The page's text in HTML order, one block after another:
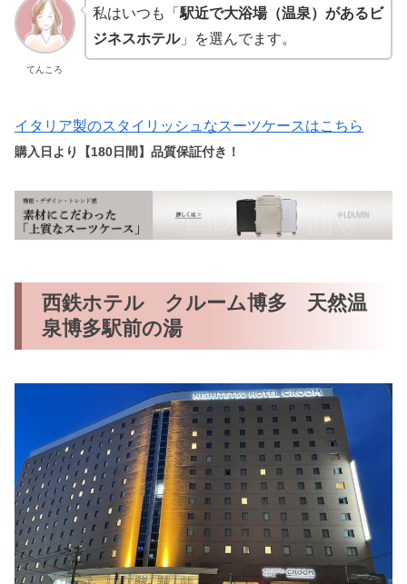
てんころ
私はいつも「 駅近で大浴場（温泉）があるビ
ジネスホテル」を選んでます。
イタリア製のスタイリッシュなスーツケースはこちら
購入日より【180日間】品質保証付き！
西鉄ホテル クルーム博多 天然温
泉博多駅前の湯